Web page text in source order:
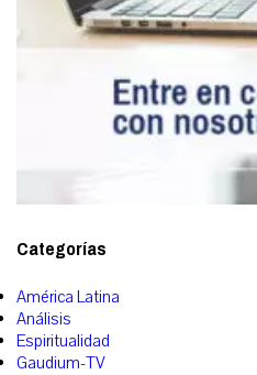
Categorías
América Latina
Análisis
Espiritualidad
Gaudium-TV